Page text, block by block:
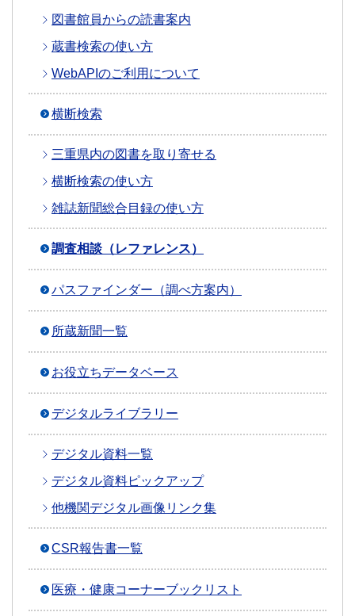
図書館員からの読書案内
蔵書検索の使い方
WebAPIのご利用について
横断検索
三重県内の図書を取り寄せる
横断検索の使い方
雑誌新聞総合目録の使い方
調査相談（レファレンス）
パスファインダー（調べ方案内）
所蔵新聞一覧
お役立ちデータベース
デジタルライブラリー
デジタル資料一覧
デジタル資料ピックアップ
他機関デジタル画像リンク集
CSR報告書一覧
医療・健康コーナーブックリスト